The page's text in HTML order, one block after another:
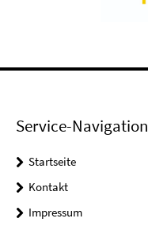
Service-Navigation
Startseite
Kontakt
Impressum